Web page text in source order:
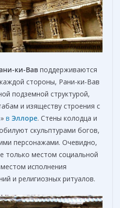
ки-Вав поддерживаются
стороны, Рани-ки-Вав
подземной структурой,
и изяществу строения с
» в Эллоре. Стены колодца и
скульптурами богов,
персонажами. Очевидно,
только местом социальной
исполнения
и религиозных ритуалов.